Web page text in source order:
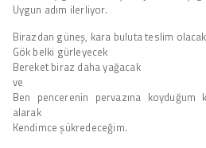
Uygun adım ilerliyor.
Birazdan güneş, kara buluta teslim
Gök belki gürleyecek
Bereket biraz daha yağacak
ve
Ben pencerenin pervazına
alarak
Kendimce şükredeceğim.